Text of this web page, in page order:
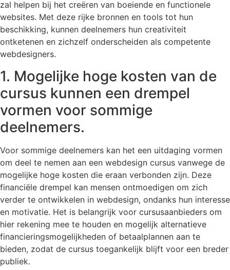
zal helpen bij het creëren van boeiende en functionele
websites. Met deze rijke bronnen en tools tot hun
beschikking, kunnen deelnemers hun creativiteit
ontketenen en zichzelf onderscheiden als competente
webdesigners.
1. Mogelijke hoge kosten van de
cursus kunnen een drempel
vormen voor sommige
deelnemers.
Voor sommige deelnemers kan het een uitdaging vormen
om deel te nemen aan een webdesign cursus vanwege de
mogelijke hoge kosten die eraan verbonden zijn. Deze
financiële drempel kan mensen ontmoedigen om zich
verder te ontwikkelen in webdesign, ondanks hun interesse
en motivatie. Het is belangrijk voor cursusaanbieders om
hier rekening mee te houden en mogelijk alternatieve
financieringsmogelijkheden of betaalplannen aan te
bieden, zodat de cursus toegankelijk blijft voor een breder
publiek.